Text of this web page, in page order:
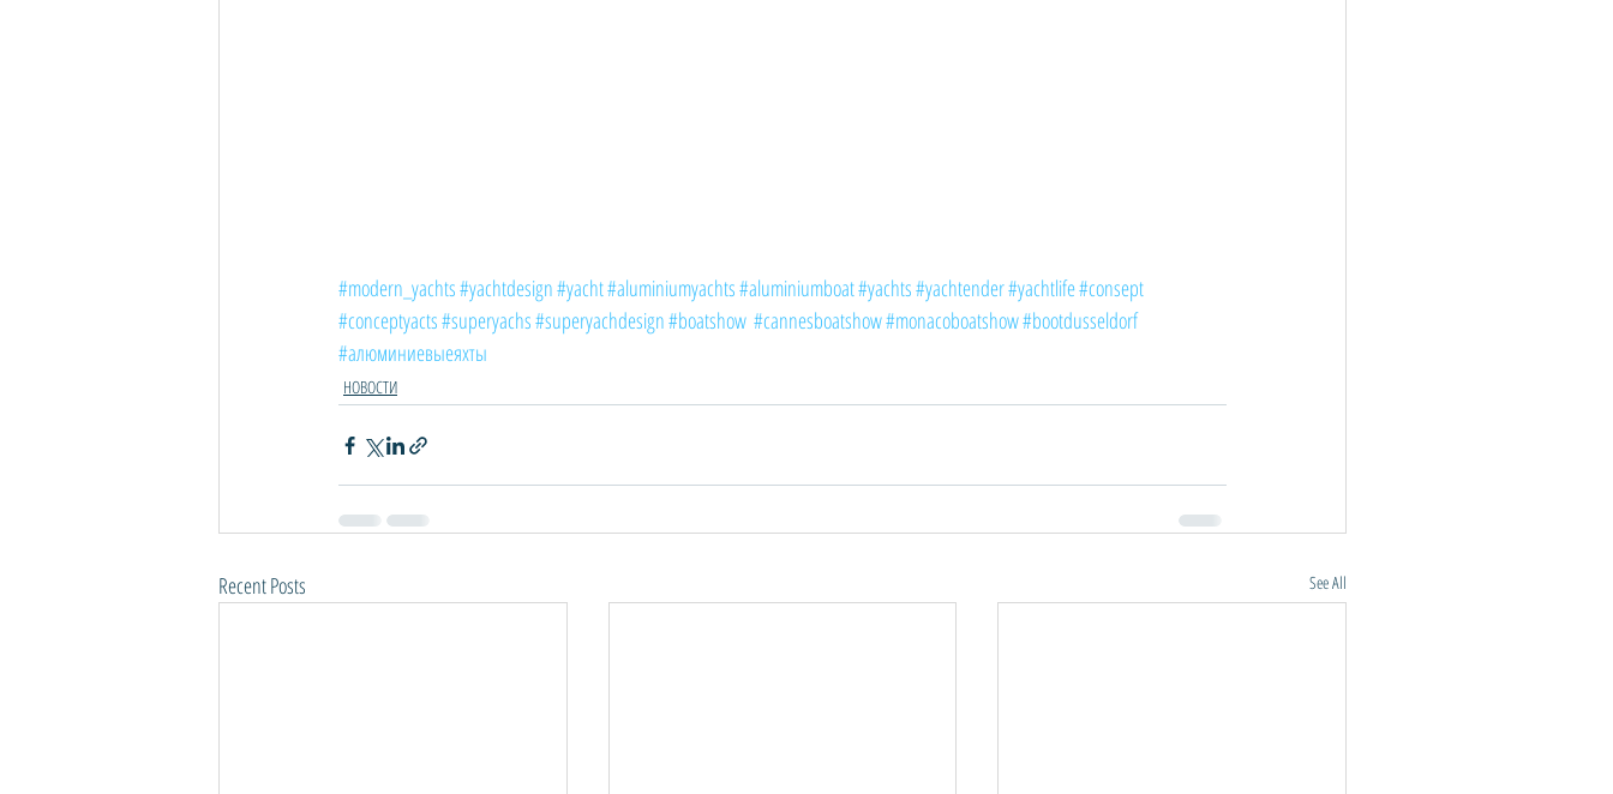
#modern_yachts#yachtdesign#yacht#aluminiumyachts#aluminiumboat#yachts#yachtender#yachtlife#consept
#conceptyacts#superyachs#superyachdesign#boatshow #cannesboatshow#monacoboatshow#bootdusseldorf
#алюминиевыеяхты
НОВОСТИ
Recent Posts See All